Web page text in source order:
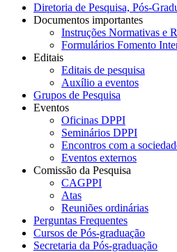
Diretoria de Pesquisa, Pós-
Documentos importantes
Instruções Normativas e
Formulários Fomento
Editais
Editais de pesquisa
Auxílio a eventos
Grupos de Pesquisa
Eventos
Oficinas DPPI
Seminários DPPI
Encontros com a
Eventos externos
Comissão da Pesquisa
CAGPPI
Atas
Reuniões ordinárias
Perguntas Frequentes
Cursos de Pós-graduação
Secretaria da Pós-graduação